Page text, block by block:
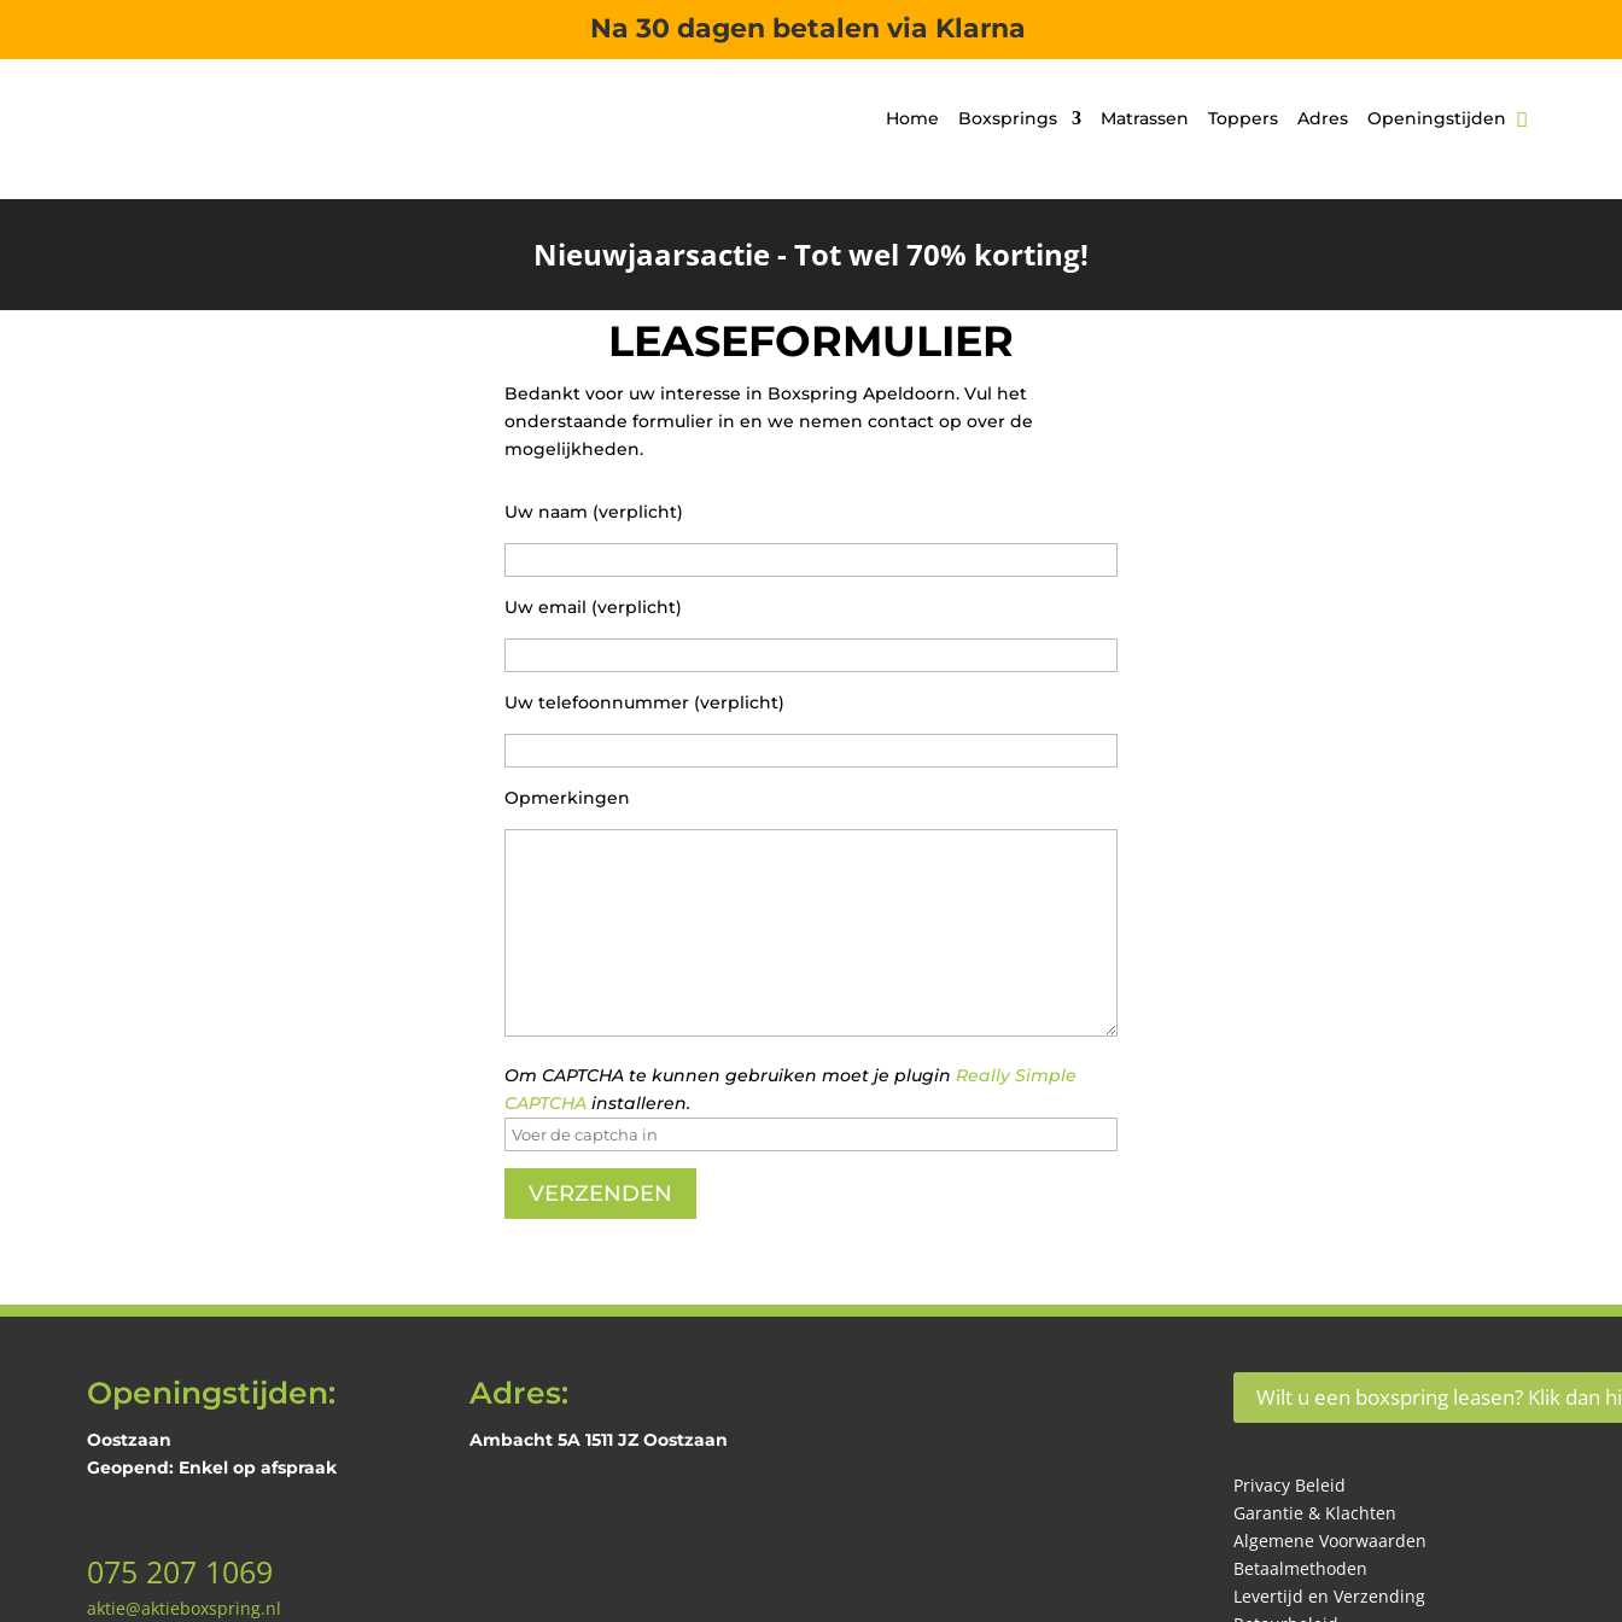
Na 30 dagen betalen via Klarna
Home Boxsprings Matrassen Toppers Adres Openingstijden
Nieuwjaarsactie - Tot wel 70% korting!
LEASEFORMULIER
Bedankt voor uw interesse in Boxspring Apeldoorn. Vul het
onderstaande formulier in en we nemen contact op over de
mogelijkheden.
Uw naam (verplicht)
Uw email (verplicht)
Uw telefoonnummer (verplicht)
Opmerkingen
Om CAPTCHA te kunnen gebruiken moet je plugin Really Simple
CAPTCHAinstalleren.
Openingstijden:
Oostzaan
Geopend: Enkel op afspraak
075 207 1069
aktie@aktieboxspring.nl
Adres:
Ambacht 5A 1511 JZ Oostzaan
Wilt u een boxspring leasen? Klik dan
Privacy Beleid
Garantie & Klachten
Algemene Voorwaarden
Betaalmethoden
Levertijd en Verzending